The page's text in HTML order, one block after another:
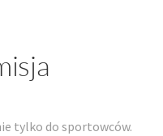
tylko do sportowców.